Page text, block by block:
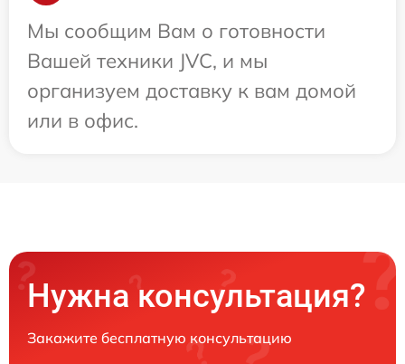
Мы сообщим Вам о готовности
Вашей техники JVC, и мы
организуем доставку к вам домой
или в офис.
Нужна консультация?
Закажите бесплатную консультацию